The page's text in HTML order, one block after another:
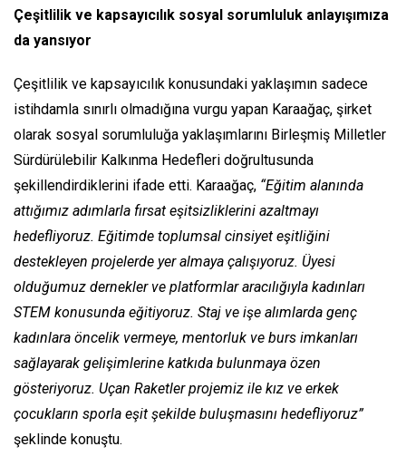
Çeşitlilik ve kapsayıcılık sosyal sorumluluk anlayışımıza
da yansıyor
Çeşitlilik ve kapsayıcılık konusundaki yaklaşımın sadece
istihdamla sınırlı olmadığına vurgu yapan Karaağaç, şirket
olarak sosyal sorumluluğa yaklaşımlarını Birleşmiş Milletler
Sürdürülebilir Kalkınma Hedefleri doğrultusunda
şekillendirdiklerini ifade etti. Karaağaç, “Eğitim alanında
attığımız adımlarla fırsat eşitsizliklerini azaltmayı
hedefliyoruz. Eğitimde toplumsal cinsiyet eşitliğini
destekleyen projelerde yer almaya çalışıyoruz. Üyesi
olduğumuz dernekler ve platformlar aracılığıyla kadınları
STEM konusunda eğitiyoruz. Staj ve işe alımlarda genç
kadınlara öncelik vermeye, mentorluk ve burs imkanları
sağlayarak gelişimlerine katkıda bulunmaya özen
gösteriyoruz. Uçan Raketler projemiz ile kız ve erkek
çocukların sporla eşit şekilde buluşmasını hedefliyoruz”
şeklinde konuştu.